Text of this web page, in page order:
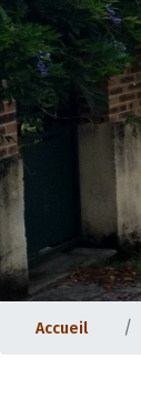
Accueil